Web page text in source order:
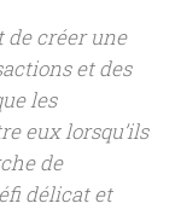
de créer une
et des
les
eux lorsqu’ils
de
délicat et